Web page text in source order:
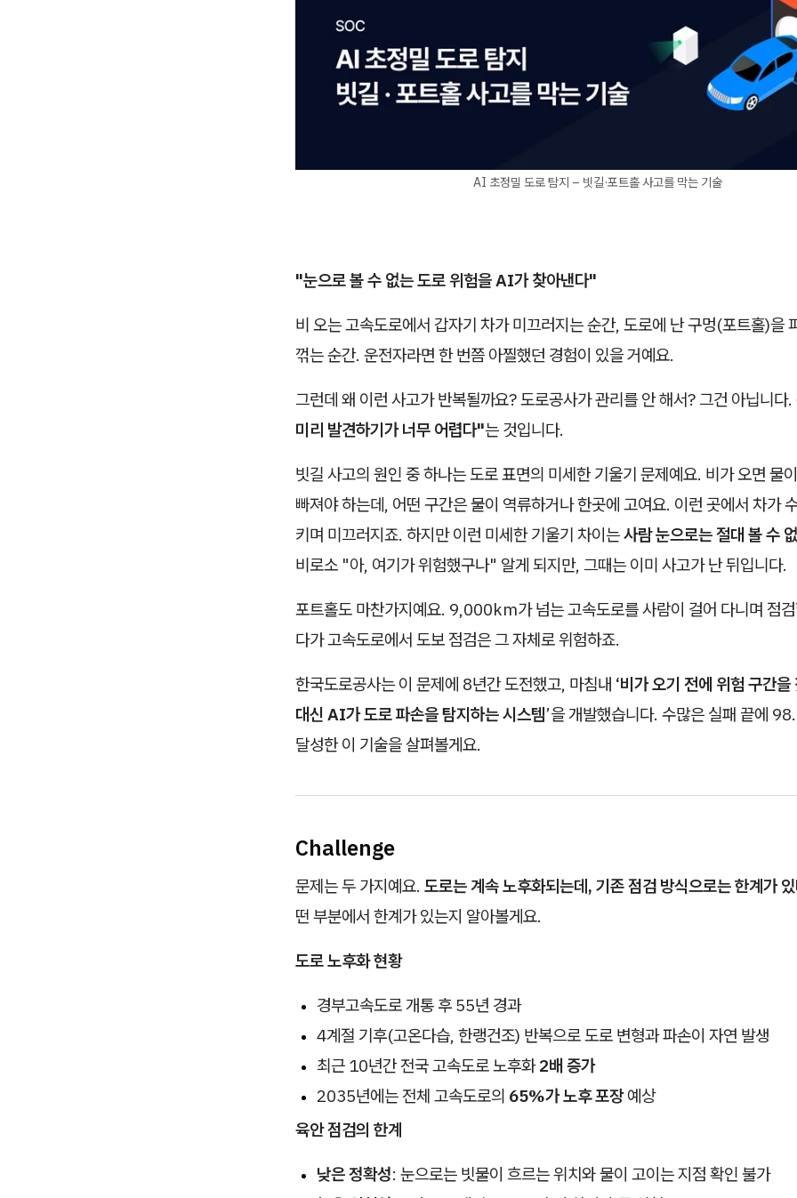
AI 초정밀 도로 탐지 – 빗길·포트홀 사고를 막는 기술
"눈으로 볼 수 없는 도로 위험을 AI가 찾아낸다"
비 오는 고속도로에서 갑자기 차가 미끄러지는 순간, 도로에 난 구멍(포트홀)을
꺾는 순간. 운전자라면 한 번쯤 아찔했던 경험이 있을 거예요.
그런데 왜 이런 사고가 반복될까요? 도로공사가 관리를 안 해서? 그건 아닙니다
미리 발견하기가 너무 어렵다"는 것입니다.
빗길 사고의 원인 중 하나는 도로 표면의 미세한 기울기 문제예요. 비가 오면 물
빠져야 하는데, 어떤 구간은 물이 역류하거나 한곳에 고여요. 이런 곳에서 차가
키며 미끄러지죠. 하지만 이런 미세한 기울기 차이는사람 눈으로는 절대 볼 수
비로소 "아, 여기가 위험했구나" 알게 되지만, 그때는 이미 사고가 난 뒤입니다.
포트홀도 마찬가지예요. 9,000km가 넘는 고속도로를 사람이 걸어 다니며 점
다가 고속도로에서 도보 점검은 그 자체로 위험하죠.
한국도로공사는 이 문제에 8년간 도전했고, 마침내 ‘비가 오기 전에 위험 구간
대신 AI가 도로 파손을 탐지하는 시스템’을 개발했습니다. 수많은 실패 끝에
달성한 이 기술을 살펴볼게요.
Challenge
문제는 두 가지예요. 도로는 계속 노후화되는데, 기존 점검 방식으로는 한계가
떤 부분에서 한계가 있는지 알아볼게요.
도로 노후화 현황
경부고속도로 개통 후 55년 경과
4계절 기후(고온다습, 한랭건조) 반복으로 도로 변형과 파손이 자연 발생
최근 10년간 전국 고속도로 노후화2배 증가
2035년에는 전체 고속도로의 65%가 노후 포장예상
육안 점검의 한계
낮은 정확성: 눈으로는 빗물이 흐르는 위치와 물이 고이는 지점 확인 불가